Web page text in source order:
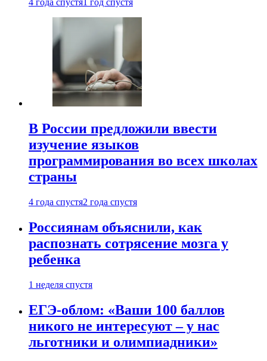
4 года спустя 1 год спустя
В России предложили ввести
изучение языков
программирования во всех школах
страны
4 года спустя2 года спустя
Россиянам объяснили, как
распознать сотрясение мозга у
ребенка
1 неделя спустя
ЕГЭ-облом: «Ваши 100 баллов
никого не интересуют – у нас
льготники и олимпиадники»